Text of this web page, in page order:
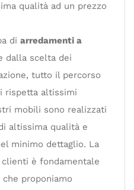
qualità ad un prezzo
di arredamenti a
dalla scelta dei
tutto il percorso
rispetta altissimi
mobili sono realizzati
altissima qualità e
minimo dettaglio. La
è fondamentale
proponiamo